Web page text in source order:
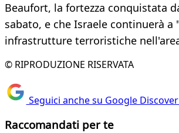
Beaufort, la fortezza conquistata
sabato, e che Israele continuerà a
infrastrutture terroristiche
© RIPRODUZIONE RISERVATA
Seguici anche su Google
Raccomandati per te